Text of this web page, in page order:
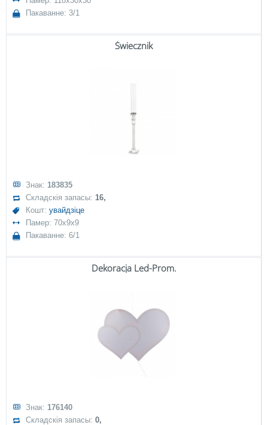
Пакаванне: 3/1
Świecznik
Знак: 183835
Складскія запасы: 16,
Кошт:увайдзіце
Памер: 70x9x9
Пакаванне: 6/1
Dekoracja Led-Prom.
Знак: 176140
Складскія запасы:0,